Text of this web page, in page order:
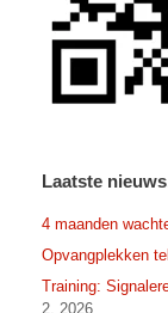
Laatste
4 maanden
Opvangplekken
Training:
2, 2026